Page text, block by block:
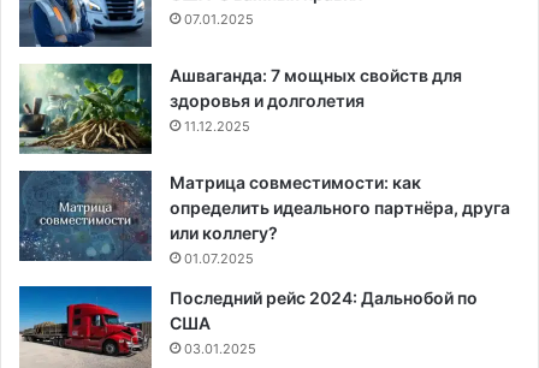
07.01.2025
Ашваганда: 7 мощных свойств для
здоровья и долголетия
11.12.2025
Матрица совместимости: как
определить идеального партнёра, друга
или коллегу?
01.07.2025
Последний рейс 2024: Дальнобой по
США
03.01.2025